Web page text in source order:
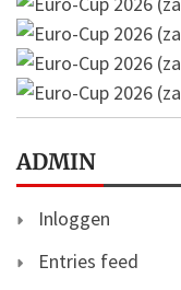
ADMIN
Inloggen
Entries feed